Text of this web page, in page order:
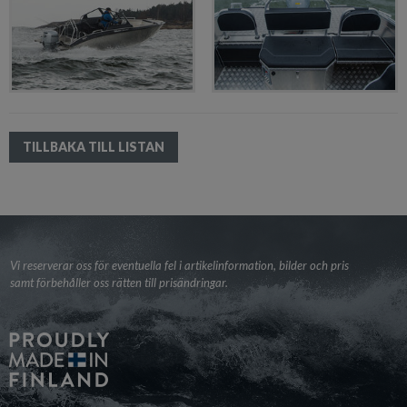
TILLBAKA TILL LISTAN
Vi reserverar oss för eventuella fel i artikelinformation, bilder och pris
samt förbehåller oss rätten till prisändringar.